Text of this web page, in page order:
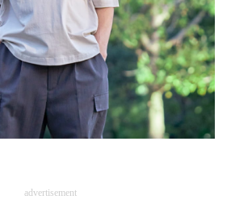
ニティ
分かる
サイト
サイト
advertisement